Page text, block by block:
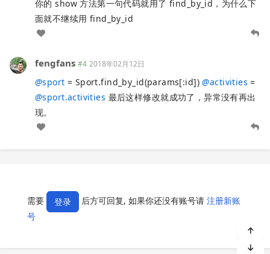
你的 show 方法第一句代码就用了 find_by_id，为什么下
面就不继续用 find_by_id
fengfans #4 2018年02月12日
@sport = Sport.find_by_id(params[:id])@activities =
@sport.activities 最后这样修改就成功了，异常没有再出
现。
需要 登录 后方可回复, 如果你还没有账号请 注册新账
号